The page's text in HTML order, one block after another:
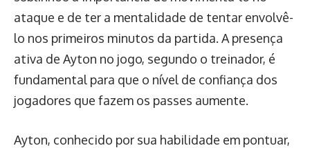
ataque e de ter a mentalidade de tentar envolvê-
lo nos primeiros minutos da partida. A presença
ativa de Ayton no jogo, segundo o treinador, é
fundamental para que o nível de confiança dos
jogadores que fazem os passes aumente.
Ayton, conhecido por sua habilidade em pontuar,